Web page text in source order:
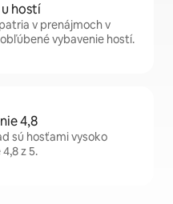
hostí
v prenájmoch v
vybavenie hostí.
4,8
sú hosťami vysoko
z 5.